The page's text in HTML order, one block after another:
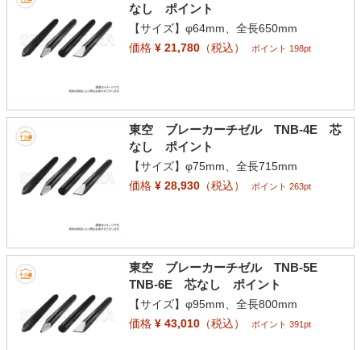
なし ポイント
【サイズ】φ64mm、全長650mm
価格¥ 21,780（税込） ポイント 198pt
東空 ブレーカーチゼル TNB-4E 芯
なし ポイント
【サイズ】φ75mm、全長715mm
価格¥ 28,930（税込） ポイント 263pt
東空 ブレーカーチゼル TNB-5E
TNB-6E 芯なし ポイント
【サイズ】φ95mm、全長800mm
価格¥ 43,010（税込） ポイント 391pt